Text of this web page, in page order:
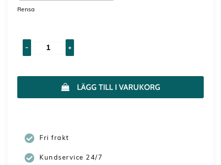
Rensa
- +
LÄGG TILL I VARUKORG
Fri frakt
Kundservice 24/7